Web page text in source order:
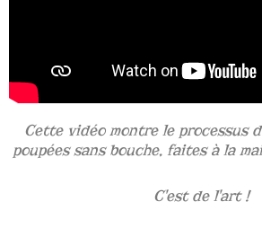
Cette vidéo montre le processus
poupées sans bouche, faites à la
C'est de l'art !